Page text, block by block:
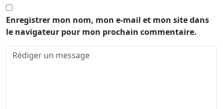
Enregistrer mon nom, mon e-mail et mon site dans
le navigateur pour mon prochain commentaire.